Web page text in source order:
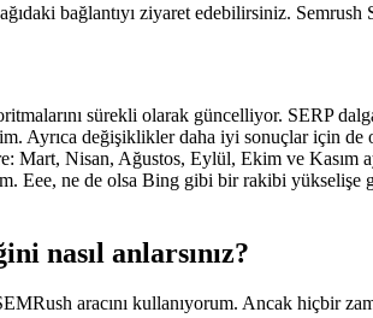
bağlantıyı ziyaret edebilirsiniz. Semrush
sürekli olarak güncelliyor. SERP
Ayrıca değişiklikler daha iyi sonuçlar için
Mart, Nisan, Ağustos, Eylül, Ekim ve
Eee, ne de olsa Bing gibi bir rakibi
nasıl anlarsınız?
aracını kullanıyorum. Ancak hiçbir